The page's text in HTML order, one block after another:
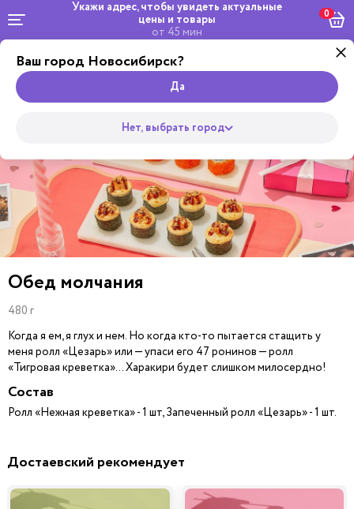
Укажи адрес, чтобы увидеть актуальные
цены и товары
от 45 мин
Ваш город Новосибирск?
Да
Нет, выбрать город
0
Комбо и
Обед молчания
480 г
Когда я ем, я глух и нем. Но когда кто-то пытается стащить у
меня ролл «Цезарь» или — упаси его 47 ронинов — ролл
«Тигровая креветка»… Харакири будет слишком милосердно!
Состав
Ролл «Нежная креветка» - 1 шт, Запеченный ролл «Цезарь» - 1 шт.
Достаевский рекомендует